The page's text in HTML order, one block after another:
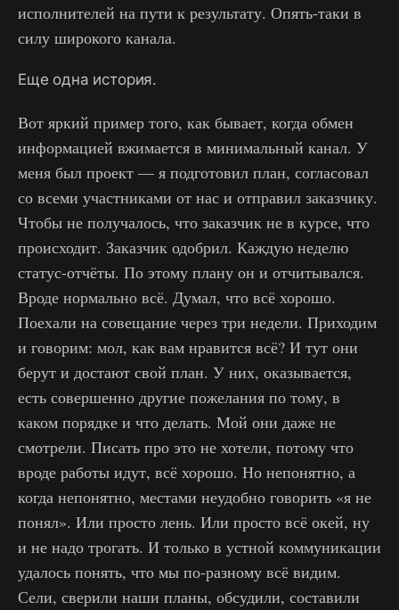
исполнителей на пути к результату. Опять-таки в
силу широкого канала.
Еще одна история.
Вот яркий пример того, как бывает, когда обмен
информацией вжимается в минимальный канал. У
меня был проект — я подготовил план, согласовал
со всеми участниками от нас и отправил заказчику.
Чтобы не получалось, что заказчик не в курсе, что
происходит. Заказчик одобрил. Каждую неделю
статус-отчёты. По этому плану он и отчитывался.
Вроде нормально всё. Думал, что всё хорошо.
Поехали на совещание через три недели. Приходим
и говорим: мол, как вам нравится всё? И тут они
берут и достают свой план. У них, оказывается,
есть совершенно другие пожелания по тому, в
каком порядке и что делать. Мой они даже не
смотрели. Писать про это не хотели, потому что
вроде работы идут, всё хорошо. Но непонятно, а
когда непонятно, местами неудобно говорить «я не
понял». Или просто лень. Или просто всё окей, ну
и не надо трогать. И только в устной коммуникации
удалось понять, что мы по-разному всё видим.
Сели, сверили наши планы, обсудили, составили